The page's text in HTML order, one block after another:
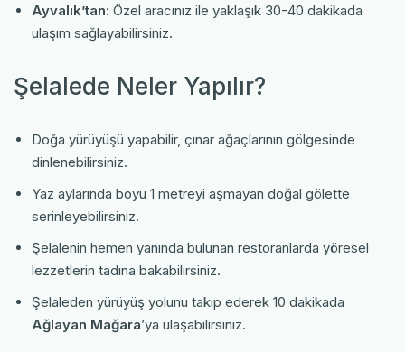
Ayvalık’tan: Özel aracınız ile yaklaşık 30-40 dakikada
ulaşım sağlayabilirsiniz.
Şelalede Neler Yapılır?
Doğa yürüyüşü yapabilir, çınar ağaçlarının gölgesinde
dinlenebilirsiniz.
Yaz aylarında boyu 1 metreyi aşmayan doğal gölette
serinleyebilirsiniz.
Şelalenin hemen yanında bulunan restoranlarda yöresel
lezzetlerin tadına bakabilirsiniz.
Şelaleden yürüyüş yolunu takip ederek 10 dakikada
Ağlayan Mağara’ya ulaşabilirsiniz.